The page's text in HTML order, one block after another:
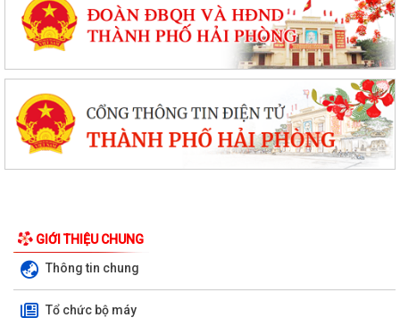
GIỚI THIỆU CHUNG
Thông tin chung
Tổ chức bộ máy